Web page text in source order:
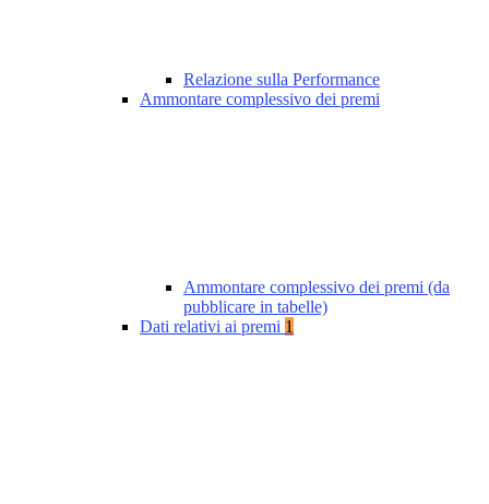
Relazione sulla Performance
Ammontare complessivo dei premi
Ammontare complessivo dei premi (da
pubblicare in tabelle)
Dati relativi ai premi 1